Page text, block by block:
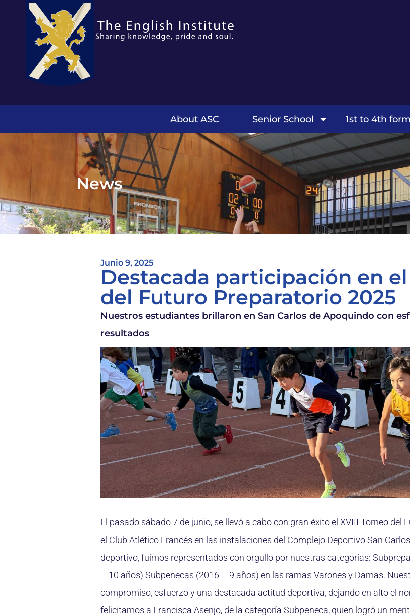
About ASC Senior School 1st to 4th form
News
Junio 9, 2025
Destacada participación en
del Futuro Preparatorio 2025
Nuestros estudiantes brillaron en San Carlos de Apoquindo con
resultados
El pasado sábado 7 de junio, se llevó a cabo con gran éxito el XVIII Torneo
el Club Atlético Francés en las instalaciones del Complejo Deportivo San
deportivo, fuimos representados con orgullo por nuestras categorías:
– 10 años) Subpenecas (2016 – 9 años) en las ramas Varones y Damas.
compromiso, esfuerzo y una destacada actitud deportiva, dejando en alto el
felicitamos a Francisca Asenjo, de la categoría Subpeneca, quien logró un